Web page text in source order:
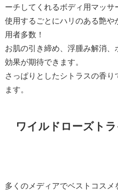
ーチしてくれるボディ用マッサ
使用するごとにハリのある艶や
用者多数！
お肌の引き締め、浮腫み解消
効果が期待できます。
さっぱりとしたシトラスの香り
ます。
ワイルドローズト
多くのメディアでベストコスメ